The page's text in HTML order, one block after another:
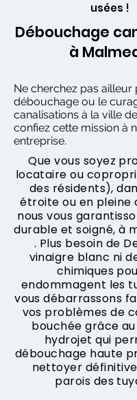
usées !
Débouchage
à
Ne cherchez pas ailleur
débouchage ou le
canalisations à la ville
confiez cette mission à
entreprise.
Que vous soyez
locataire ou
des résidents),
étroite ou en pleine
nous vous
durable et soigné, à
. Plus besoin de
vinaigre blanc ni
chimiques
endommagent les
vous débarrassons
vos problèmes de
bouchée grâce
hydrojet qui
débouchage haute
nettoyer
parois des